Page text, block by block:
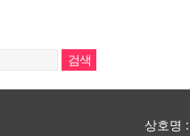
상호명